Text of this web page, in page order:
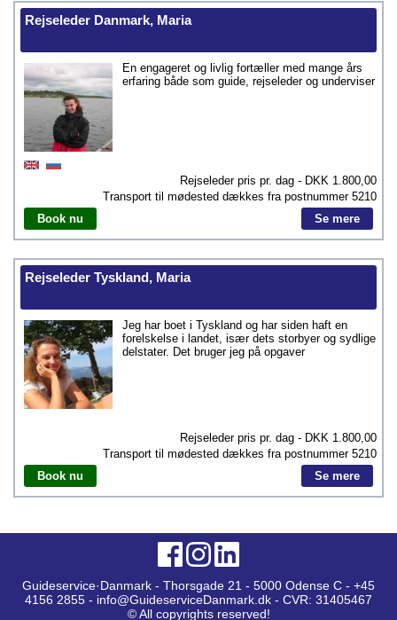
Rejseleder Danmark, Maria
En engageret og livlig fortæller med mange års
erfaring både som guide, rejseleder og underviser
Rejseleder pris pr. dag - DKK 1.800,00
Transport til mødested dækkes fra postnummer 5210
Book nu
Se mere
Rejseleder Tyskland, Maria
Jeg har boet i Tyskland og har siden haft en
forelskelse i landet, især dets storbyer og sydlige
delstater. Det bruger jeg på opgaver
Rejseleder pris pr. dag - DKK 1.800,00
Transport til mødested dækkes fra postnummer 5210
Book nu
Se mere
Guideservice·Danmark - Thorsgade 21 - 5000 Odense C - +45
4156 2855 - info@GuideserviceDanmark.dk - CVR: 31405467
© All copyrights reserved!